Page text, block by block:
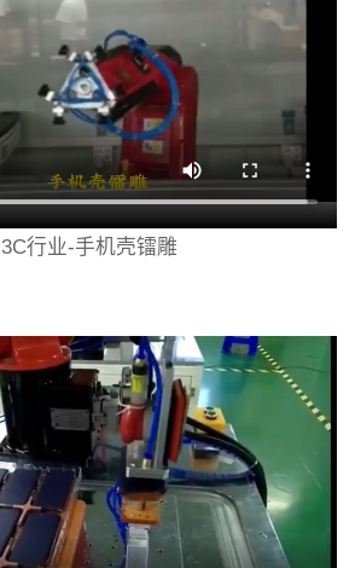
3C行业-手机壳镭雕